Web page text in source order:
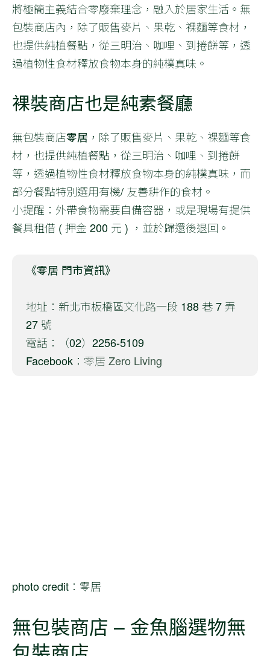
將極簡主義結合零廢棄理念，融入於居家生活。無
包裝商店內，除了販售麥片、果乾、裸麵等食材，
也提供純植餐點，從三明治、咖哩、到捲餅等，透
過植物性食材釋放食物本身的純樸真味。
裸裝商店也是純素餐廳
無包裝商店零居 ，除了販售麥片、果乾、裸麵等食
材，也提供純植餐點，從三明治、咖哩、到捲餅
等，透過植物性食材釋放食物本身的純樸真味，而
部分餐點特別選用有機/ 友善耕作的食材。
小提醒：外帶食物需要自備容器，或是現場有提供
餐具租借 ( 押金 200 元 ) ，並於歸還後退回。
《零居 門市資訊》
地址：新北市板橋區文化路一段 188 巷 7 弄
27 號
電話：（02）2256-5109
Facebook： 零居 Zero Living
photo credit：零居
無包裝商店 – 金魚腦選物無